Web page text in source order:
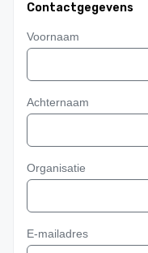
Contactgegevens
Voornaam
Achternaam
Organisatie
E-mailadres